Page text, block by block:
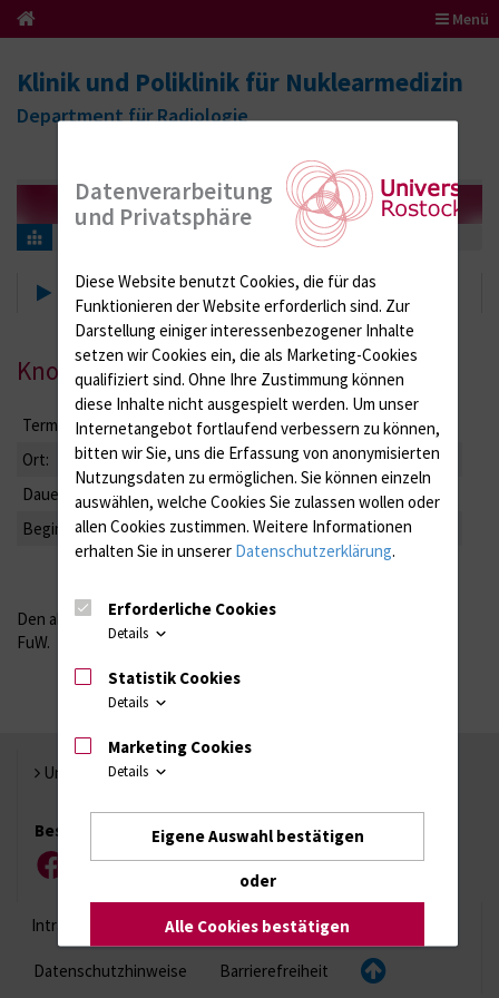
Menü
Klinik und Poliklinik für Nuklearmedizin
Department für Radiologie
Aktuelles, Veranstaltungen Fortbildungsveranstaltungen
Fortbildungsveranstaltungen
Know-how am Mittag
Termin:
freitags
Ort:
Seminarraum der Klinik
Dauer:
max. 30 Minuten inkl. Diskussion
Beginn:
13:30 Uhr
Den aktuellen Plan finden Sie im QM-Handbuch der KNuk unter
FuW.
Universität Rostock
Besuchen Sie uns
Facebook
Intranet Login (für Studenten) Impressum
Datenschutzhinweise Barrierefreiheit
Datenverarbeitung
und Privatsphäre
Diese Website benutzt Cookies, die für das
Funktionieren der Website erforderlich sind. Zur
Darstellung einiger interessenbezogener Inhalte
setzen wir Cookies ein, die als Marketing-Cookies
qualifiziert sind. Ohne Ihre Zustimmung können
diese Inhalte nicht ausgespielt werden. Um unser
Internetangebot fortlaufend verbessern zu können,
bitten wir Sie, uns die Erfassung von anonymisierten
Nutzungsdaten zu ermöglichen. Sie können einzeln
auswählen, welche Cookies Sie zulassen wollen oder
allen Cookies zustimmen. Weitere Informationen
erhalten Sie in unserer Datenschutzerklärung.
Erforderliche Cookies
Details
Statistik Cookies
Details
Marketing Cookies
Details
Eigene Auswahl bestätigen
oder
Alle Cookies bestätigen